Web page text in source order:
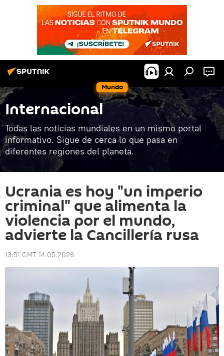
Mundo
Internacional
Todas las noticias mundiales en un mismo portal
informativo. Sigue de cerca lo que pasa en
diferentes regiones del planeta.
Ucrania es hoy "un imperio
criminal" que alimenta la
violencia por el mundo,
advierte la Cancillería rusa
13:51 GMT 14.05.2026